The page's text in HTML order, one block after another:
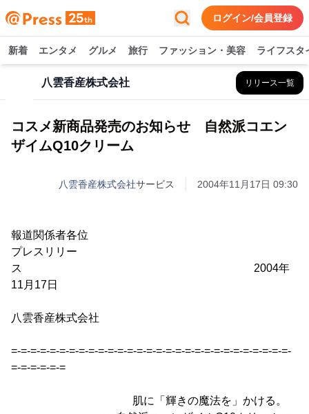
ログイン/会員登録
新着 エンタメ グルメ 旅行 ファッション・美容 ライフスタ
八雲香産株式会社 リリース一覧
コスメ新商品発売のお知らせ 自然派コエン
ザイムQ10クリーム
八雲香産株式会社サービス 2004年11月17日 09:30
報道関係者各位
プレスリリー
ス 2004年
11月17日
八雲香産株式会社
=-=-=-=-=-=-=-=-=-=-=-=-=-=-=-=-=-=-=-=-=-=-=-=-=-=-=-=-=-
=-=-=-=-=-=
肌に「輝きの魔法を」かける。